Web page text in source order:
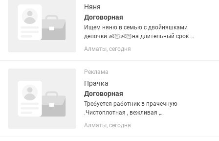
Няня
Договорная
Ищем няню в семью с двойняшками
девочки 👶🏻👶🏻на длительный срок В
семье трое детей: двойняшки и
мальчик 4,5 лет (ходит в садик)
маме в течение дня с двойняшками;
—...
Алматы, сегодня
Реклама
Прачка
Договорная
Требуется работник в прачечную
.Чистоплотная , вежливая ,
пунктуальная . Стирка глажка
постельного белья
Алматы, сегодня